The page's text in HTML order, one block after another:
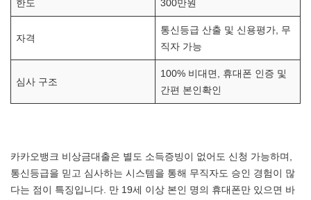
한도 300만원
자격
통신등급 산출 및 신용평가, 무
직자 가능
심사 구조
100% 비대면, 휴대폰 인증 및
간편 본인확인
카카오뱅크 비상금대출은 별도 소득증빙이 없어도 신청 가능하며,
통신등급을 믿고 심사하는 시스템을 통해 무직자도 승인 경험이 많
다는 점이 특징입니다. 만 19세 이상 본인 명의 휴대폰만 있으면 바